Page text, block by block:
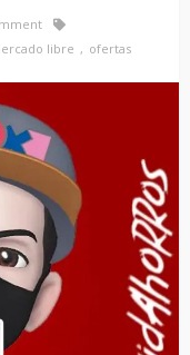
libre ofertas